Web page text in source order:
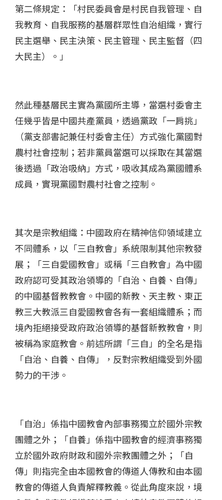
第二條規定：「村民委員會是村民自我管理、自
我教育、自我服務的基層群眾性自治組織，實行
民主選舉、民主決策、民主管理、民主監督（四
大民主）。」
然此種基層民主實為黨國所主導，當選村委會主
任幾乎皆是中國共產黨員，透過黨政「一肩挑」
（黨支部書記兼任村委會主任）方式強化黨國對
農村社會控制；若非黨員當選可以採取在其當選
後透過「政治吸納」方式，吸收其成為黨國體系
成員，實現黨國對農村社會之控制。
其次是宗教組織：中國政府在精神信仰領域建立
不同體系，以「三自教會」系統限制其他宗教發
展；「三自愛國教會」或稱「三自教會」為中國
政府認可受其政治領導的「自治、自養、自傳」
的中國基督教教會。中國的新教、天主教、東正
教三大教派三自愛國教會各有一套組織體系；而
境內拒絕接受政府政治領導的基督新教教會，則
被稱為家庭教會。前述所謂「三自」的全名是指
「自治、自養、自傳」，反對宗教組織受到外國
勢力的干涉。
「自治」係指中國教會內部事務獨立於國外宗教
團體之外；「自養」係指中國教會的經濟事務獨
立於國外政府財政和國外宗教團體之外；「自
傳」則指完全由本國教會的傳道人傳教和由本國
教會的傳道人負責解釋教義。從此角度來說，境